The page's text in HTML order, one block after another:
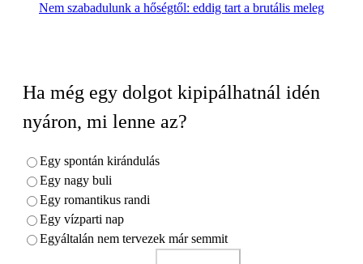
Nem szabadulunk a hőségtől: eddig tart a brutális meleg
Ha még egy dolgot kipipálhatnál idén
nyáron, mi lenne az?
Egy spontán kirándulás
Egy nagy buli
Egy romantikus randi
Egy vízparti nap
Egyáltalán nem tervezek már semmit